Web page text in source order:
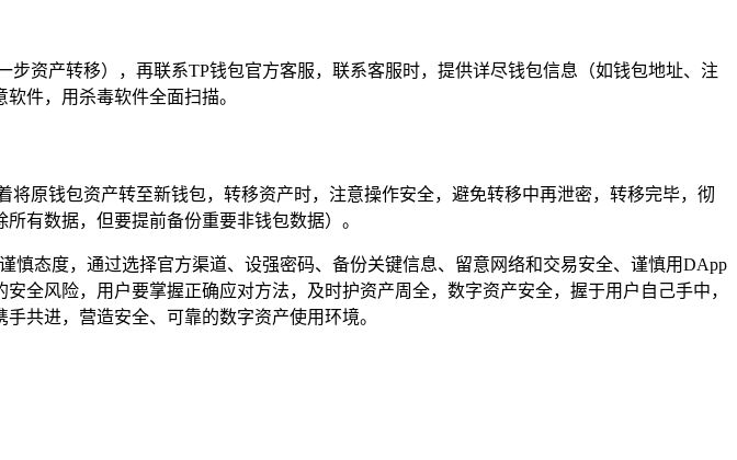
资产转移），再联系TP钱包官方客服，联系客服时，提供详尽钱包信息（如钱包地址、注
件，用杀毒软件全面扫描。
将原钱包资产转至新钱包，转移资产时，注意操作安全，避免转移中再泄密，转移完毕，彻
有数据，但要提前备份重要非钱包数据）。
态度，通过选择官方渠道、设强密码、备份关键信息、留意网络和交易安全、谨慎用DApp
全风险，用户要掌握正确应对方法，及时护资产周全，数字资产安全，握于用户自己手中，
共进，营造安全、可靠的数字资产使用环境。